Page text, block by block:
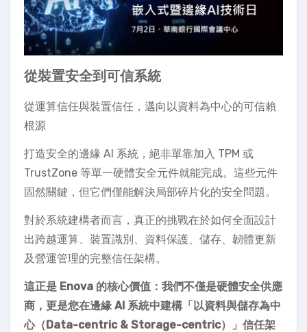
從裝置安全到可信系統
從運算信任與裝置信任，邁向以資料為中心的可信賴
根源
打造安全的邊緣 AI 系統，絕非單靠加入 TPM 或
TrustZone 等單一硬體安全元件就能完成。這些元件
固然關鍵，但它們僅能解決局部碎片化的安全問題。
對於系統建構者而言，真正的挑戰在於如何全面設計
出跨越運算、裝置識別、資料保護、儲存、韌體更新
及營運管理的完整信任架構。
這正是 Enova 的核心價值：我們不僅是硬體安全供應
商，更是您在邊緣 AI 系統中建構「以資料與儲存為中
心（Data-centric & Storage-centric）」信任架